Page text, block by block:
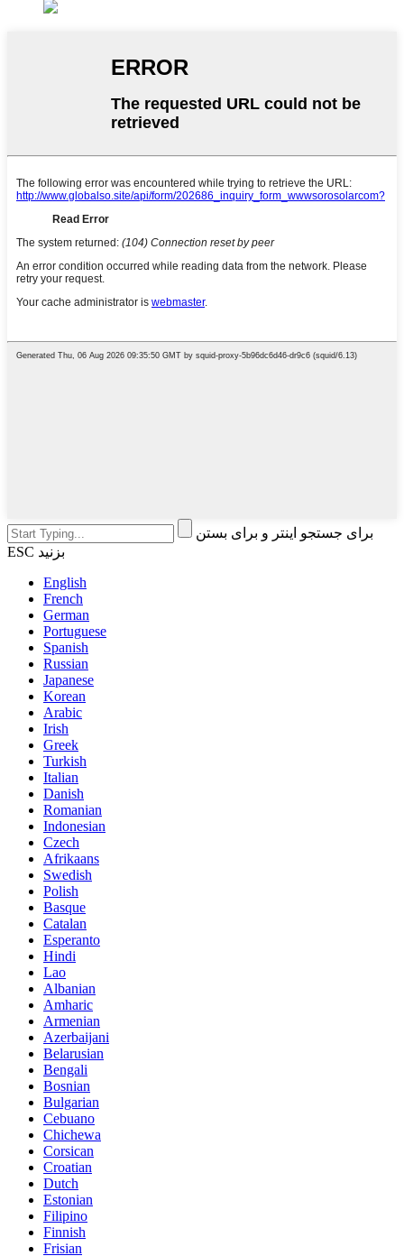
برای جستجو اینتر و برای بستن
ESC بزنید
English
French
German
Portuguese
Spanish
Russian
Japanese
Korean
Arabic
Irish
Greek
Turkish
Italian
Danish
Romanian
Indonesian
Czech
Afrikaans
Swedish
Polish
Basque
Catalan
Esperanto
Hindi
Lao
Albanian
Amharic
Armenian
Azerbaijani
Belarusian
Bengali
Bosnian
Bulgarian
Cebuano
Chichewa
Corsican
Croatian
Dutch
Estonian
Filipino
Finnish
Frisian